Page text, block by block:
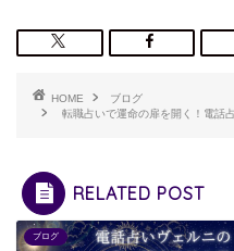
HOME
ブログ
転職占いで運命の扉を開く！電話
RELATED POST
ブログ